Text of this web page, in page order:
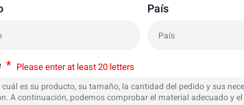
País
Please enter at least 20 letters